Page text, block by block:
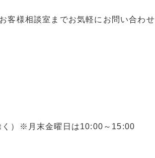
客様相談室までお気軽にお問い合わせ
く）※月末金曜日は10:00～15:00